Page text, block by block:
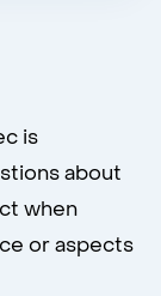
is
about
when
or aspects